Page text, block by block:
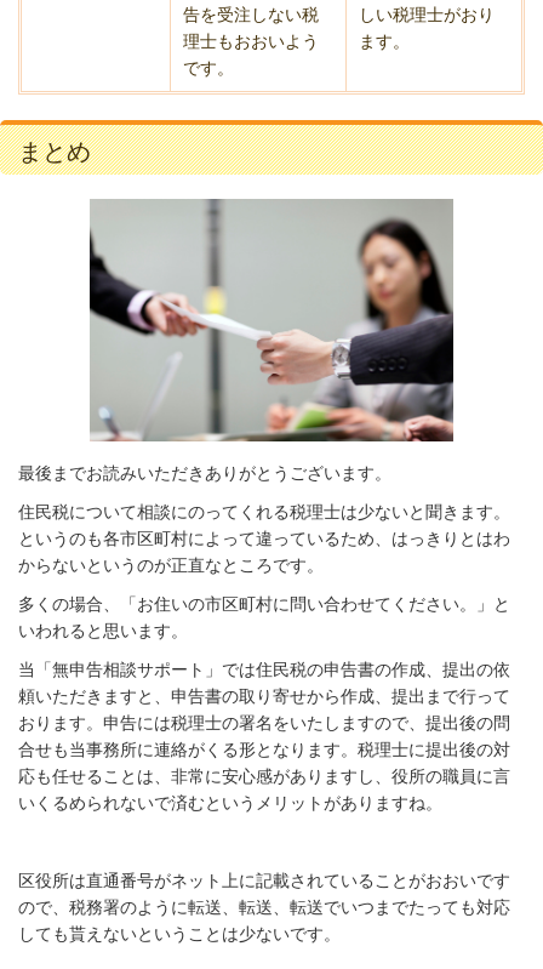
告を受注しない税
理士もおおいよう
です。
しい税理士がおり
ます。
まとめ
最後までお読みいただきありがとうございます。
住民税について相談にのってくれる税理士は少ないと聞きます。
というのも各市区町村によって違っているため、はっきりとはわ
からないというのが正直なところです。
多くの場合、「お住いの市区町村に問い合わせてください。」と
いわれると思います。
当「無申告相談サポート」では住民税の申告書の作成、提出の依
頼いただきますと、申告書の取り寄せから作成、提出まで行って
おります。申告には税理士の署名をいたしますので、提出後の問
合せも当事務所に連絡がくる形となります。税理士に提出後の対
応も任せることは、非常に安心感がありますし、役所の職員に言
いくるめられないで済むというメリットがありますね。
区役所は直通番号がネット上に記載されていることがおおいです
ので、税務署のように転送、転送、転送でいつまでたっても対応
しても貰えないということは少ないです。